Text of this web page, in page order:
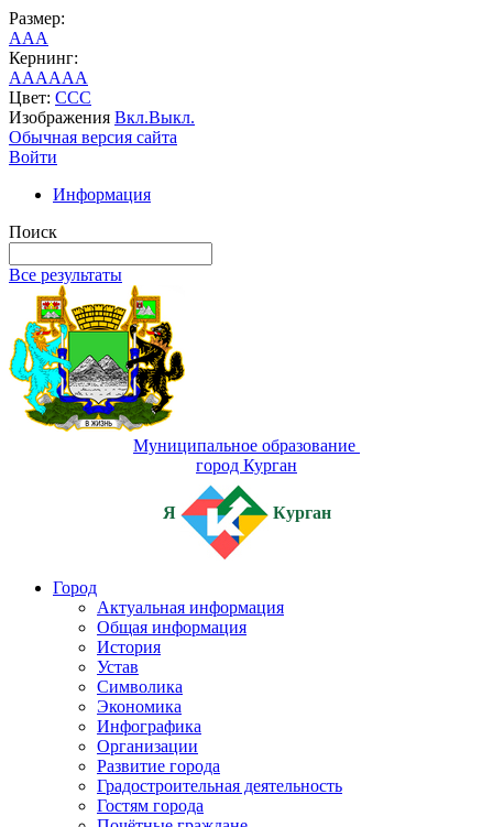
Размер:
AAA
Кернинг:
AAAAAA
Цвет: CCC
Изображения Вкл.Выкл.
Обычная версия сайта
Войти
Информация
Поиск
Все результаты
Муниципальное образование
город Курган
Я Курган
Город
Актуальная информация
Общая информация
История
Устав
Символика
Экономика
Инфографика
Организации
Развитие города
Градостроительная деятельность
Гостям города